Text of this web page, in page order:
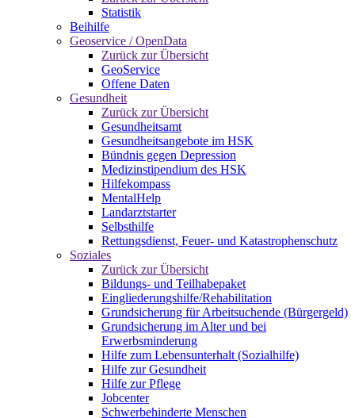
Statistik
Beihilfe
Geoservice / OpenData
Zurück zur Übersicht
GeoService
Offene Daten
Gesundheit
Zurück zur Übersicht
Gesundheitsamt
Gesundheitsangebote im HSK
Bündnis gegen Depression
Medizinstipendium des HSK
Hilfekompass
MentalHelp
Landarztstarter
Selbsthilfe
Rettungsdienst, Feuer- und Katastrophenschutz
Soziales
Zurück zur Übersicht
Bildungs- und Teilhabepaket
Eingliederungshilfe/Rehabilitation
Grundsicherung für Arbeitsuchende (Bürgergeld)
Grundsicherung im Alter und bei
Erwerbsminderung
Hilfe zum Lebensunterhalt (Sozialhilfe)
Hilfe zur Gesundheit
Hilfe zur Pflege
Jobcenter
Schwerbehinderte Menschen